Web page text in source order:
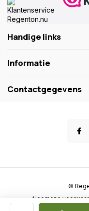
Handige links
Informatie
Contactgegevens
Algemene
©